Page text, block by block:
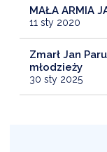
MAŁA ARMIA
11 sty 2020
Zmarł Jan
młodzieży
30 sty 2025